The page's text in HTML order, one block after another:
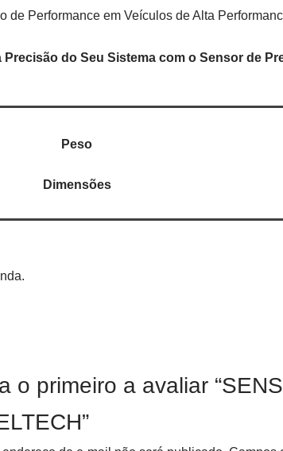
de Performance em Veículos de Alta
Precisão do Seu Sistema com o Sensor de
Peso
Dimensões
o primeiro a avaliar